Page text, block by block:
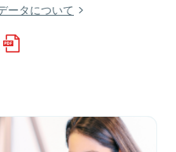
ータについて